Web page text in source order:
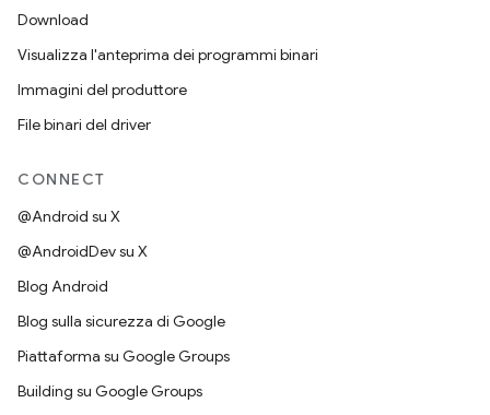
Download
Visualizza l'anteprima dei programmi binari
Immagini del produttore
File binari del driver
CONNECT
@Android su X
@AndroidDev su X
Blog Android
Blog sulla sicurezza di Google
Piattaforma su Google Groups
Building su Google Groups